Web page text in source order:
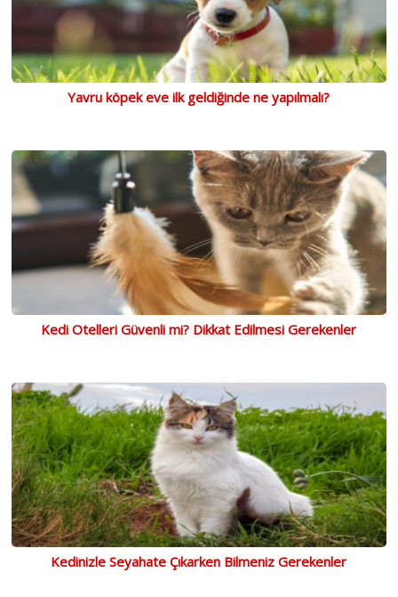
Yavru köpek eve ilk geldiğinde ne yapılmalı?
Kedi Otelleri Güvenli mi? Dikkat Edilmesi Gerekenler
Kedinizle Seyahate Çıkarken Bilmeniz Gerekenler